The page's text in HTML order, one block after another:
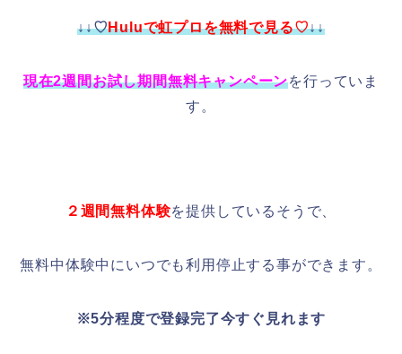
↓↓♡Huluで虹プロを無料で見る♡↓↓
現在2週間お試し期間無料キャンペーンを行っていま
す。
２週間無料体験を提供しているそうで、
無料中体験中にいつでも利用停止する事ができます。
※5分程度で登録完了今すぐ見れます